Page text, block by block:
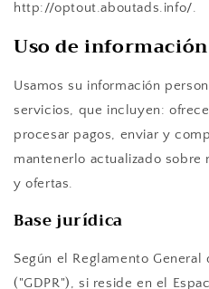
http://optout.aboutads.info/.
Uso de
Usamos su información
servicios, que incluyen:
procesar pagos, enviar y
mantenerlo actualizado
y ofertas.
Base jurídica
Según el Reglamento
("GDPR"), si reside en el